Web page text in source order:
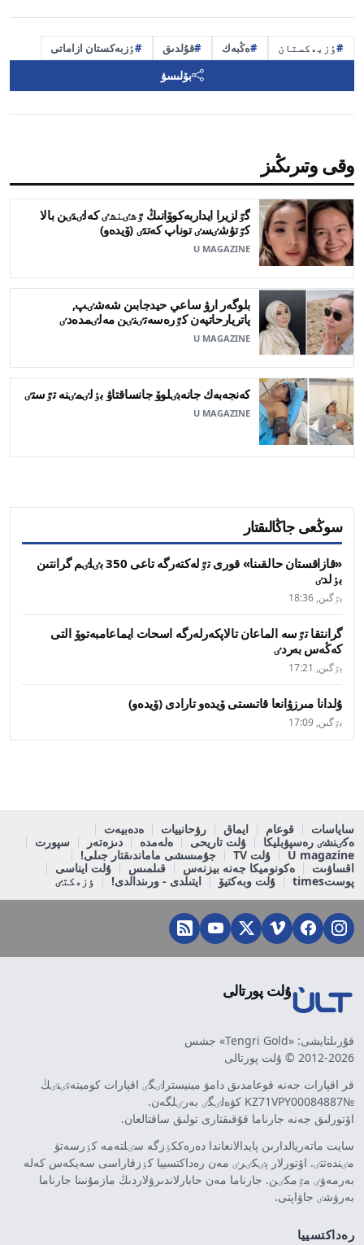
ٶزبەكستان ەڭبەك قۇلدىق ٶزبەكستان ازاماتى
بۆلىسۋ
وقى وتىرىڭىز
گٷلزيرا ايداربەكوۆانىڭ ٷشٸنشٸ كەلٸنٸن بالا
كٷتۋشٸسٸ توناپ كەتتٸ (ۆيدەو)
U MAGAZINE
بلوگەر ارۋ ساعي حيدجابىن شەشٸپ,
پاتريارحاتپەن كٷرەسەتٸنٸن مەلٸمدەدٸ
U MAGAZINE
كەنجەبەك جانەبٸلوۆ جانساقتاۋ بٶلٸمٸنە تٷستٸ
U MAGAZINE
سوڭعى جاڭالىقتار
«قازاقستان حالقىنا» قورى تٷلەكتەرگە تاعى 350 بٸلٸم گرانتىن
بٶلدٸ
بٷگىن, 18:36
گرانتقا تٷسە الماعان تالاپكەرلەرگە اسحات ايماعامبەتوۆ التى
كەڭەس بەردٸ
بٷگىن, 17:21
ۇلدانا مىرزۋانعا قاتىستى ۆيدەو تارادى (ۆيدەو)
بٷگىن, 17:09
ساياسات قوعام ايماق رۋحانييات
ەدەبيەت
ەكٸنشٸ رەسپۋبليكا
ۇلت تاريحى ەلەمدە دىزەتەر
سپورت
U magazine
ۇلت TV
جۇمىسشى ماماندىقتار جىلى!
اقساۋىت
ەكونوميكا جەنە بيزنەس قىلمىس
ۇلت ايناسى
پوستtimes
ۇلت وبەكتيۆ ايتىلدى - ورىندالدى! ٶزەكتٸ
ۇلت پورتالى
قۇرىلتايشى: «Tengri Gold» جشس
2012-2026 © ۇلت پورتالى
قر اقپارات جەنە قوعامدىق دامۋ مينيسترلٸگٸ اقپارات كوميتەتٸنٸڭ
№KZ71VPY00084887 كۋەلٸگٸ بەرٸلگەن.
اۆتورلىق جەنە جارناما قۇقىقتارى تولىق ساقتالعان.
سايت ماتەريالدارىن پايدالانعاندا دەرەككٶزگە سٸلتەمە كٶرسەتۋ
مٸندەتتٸ. اۆتورلار پٸكٸرٸ مەن رەداكتسييا كٶزقاراسى سەيكەس كەلە
بەرمەۋٸ مٷمكٸن. جارناما مەن حابارلاندىرۋلاردىڭ مازمۇنىنا جارناما
بەرۋشٸ جاۋاپتى.
رەداكتسييا